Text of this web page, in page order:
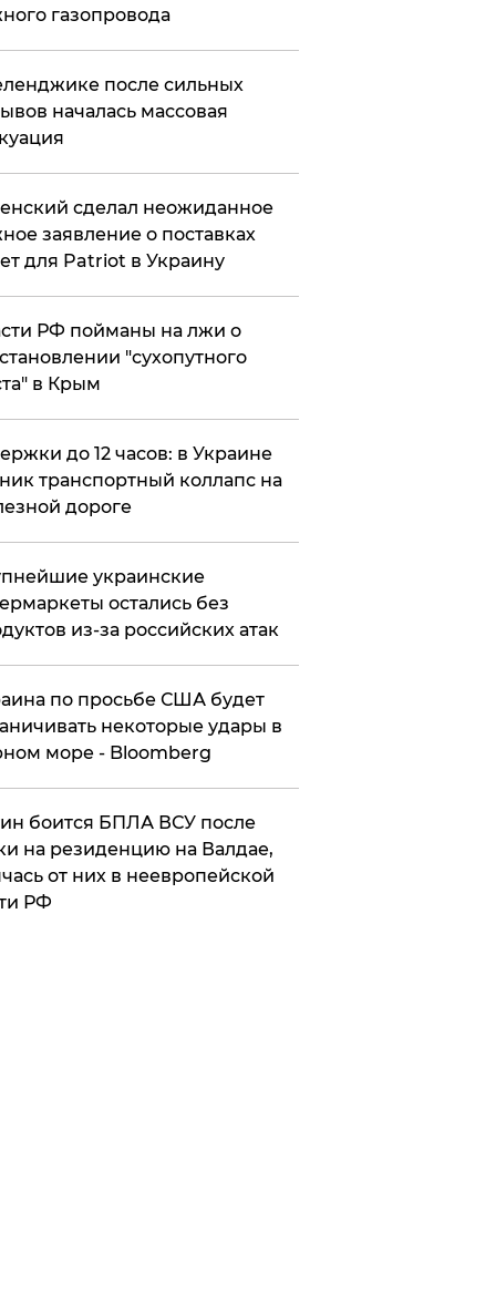
газопровода
после сильных
началась массовая
сделал неожиданное
заявление о поставках
для Patriot в Украину
РФ пойманы на лжи о
"сухопутного
в Крым
до 12 часов: в Украине
транспортный коллапс на
дороге
украинские
остались без
из-за российских атак
по просьбе США будет
некоторые удары в
море - Bloomberg
боится БПЛА ВСУ после
на резиденцию на Валдае,
от них в неевропейской
РФ